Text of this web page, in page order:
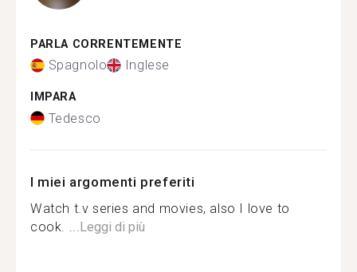
PARLA CORRENTEMENTE
Spagnolo Inglese
IMPARA
Tedesco
I miei argomenti preferiti
Watch t.v series and movies, also I love to
cook. ... Leggi di più